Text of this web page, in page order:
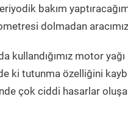
bakım
dolmadan
kullandığımız motor
ki tutunma özelliğini
çok ciddi hasarlar